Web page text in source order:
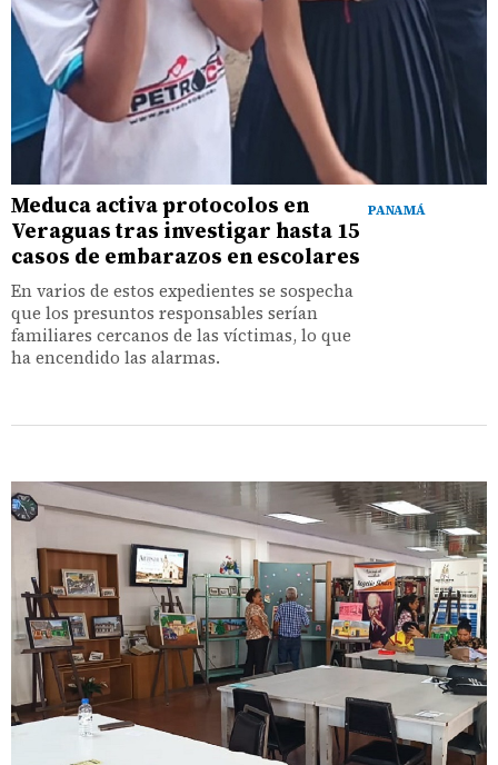
PANAMÁ
Meduca activa protocolos en
Veraguas tras investigar hasta 15
casos de embarazos en escolares
En varios de estos expedientes se sospecha
que los presuntos responsables serían
familiares cercanos de las víctimas, lo que
ha encendido las alarmas.